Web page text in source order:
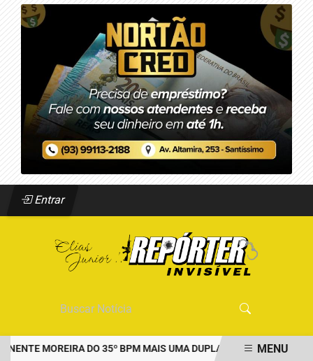
Entrar
MOREIRA DO 35º BPM MAIS UMA DUPLA PRESA POR TRÁFICO
MENU